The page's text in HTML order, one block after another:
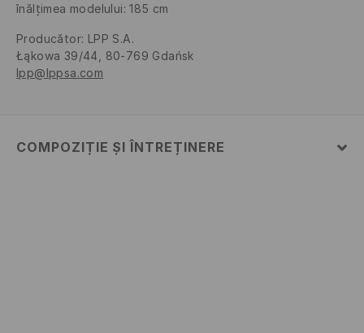
înălțimea modelului: 185 cm
Producător: LPP S.A.
Łąkowa 39/44, 80-769 Gdańsk
lpp@lppsa.com
COMPOZIȚIE ȘI ÎNTREȚINERE